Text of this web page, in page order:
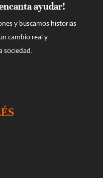
ayudar!
y buscamos historias
cambio real y
sociedad.